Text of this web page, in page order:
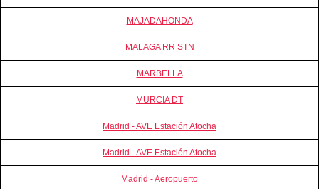
MAJADAHONDA
MALAGA RR STN
MARBELLA
MURCIA DT
Madrid - AVE Estación Atocha
Madrid - AVE Estación Atocha
Madrid - Aeropuerto